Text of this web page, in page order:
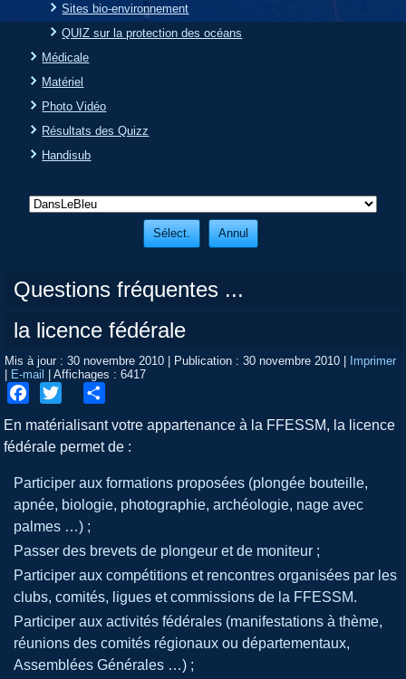
Sites bio-environnement
QUIZ sur la protection des océans
Médicale
Matériel
Photo Vidéo
Résultats des Quizz
Handisub
Questions fréquentes ...
la licence fédérale
Mis à jour : 30 novembre 2010 | Publication : 30 novembre 2010 | Imprimer
| E-mail |Affichages : 6417
En matérialisant votre appartenance à la FFESSM, la licence
fédérale permet de :
Participer aux formations proposées (plongée bouteille,
apnée, biologie, photographie, archéologie, nage avec
palmes …) ;
Passer des brevets de plongeur et de moniteur ;
Participer aux compétitions et rencontres organisées par les
clubs, comités, ligues et commissions de la FFESSM.
Participer aux activités fédérales (manifestations à thème,
réunions des comités régionaux ou départementaux,
Assemblées Générales …) ;